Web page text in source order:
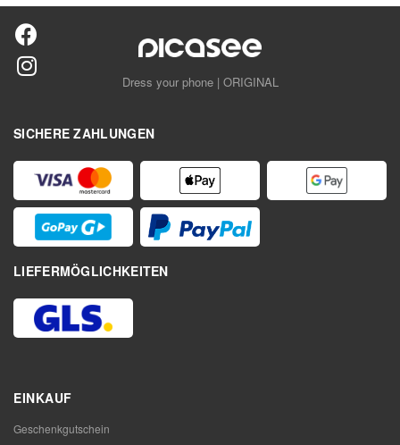
Dress your phone | ORIGINAL
SICHERE ZAHLUNGEN
LIEFERMÖGLICHKEITEN
EINKAUF
Geschenkgutschein